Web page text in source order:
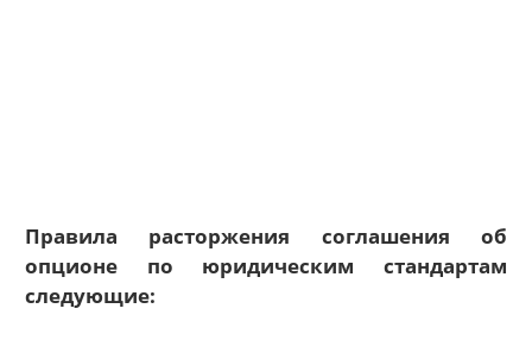
Правила расторжения соглашения об
опционе по юридическим стандартам
следующие: